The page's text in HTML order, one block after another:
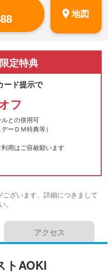
地図
限定特典
ード提示で
フ
との併用可
ーＤＭ特典等）
用はご容赦願います
ざいます。詳細につきまして
。
アクセス
トAOKI